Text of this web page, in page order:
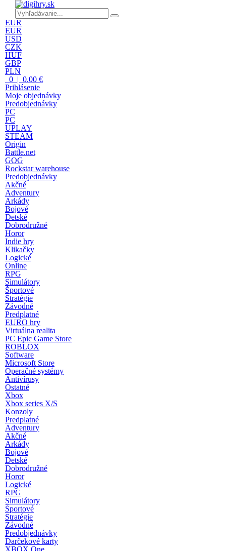
EUR
EUR
USD
CZK
HUF
GBP
PLN
0 | 0.00 €
Prihlásenie
Moje objednávky
Predobjednávky
PC
PC
UPLAY
STEAM
Origin
Battle.net
GOG
Rockstar warehouse
Predobjednávky
Akčné
Adventury
Arkády
Bojové
Detské
Dobrodružné
Horor
Indie hry
Klikačky
Logické
Online
RPG
Simulátory
Športové
Stratégie
Závodné
Predplatné
EURO hry
Virtuálna realita
PC Epic Game Store
ROBLOX
Software
Microsoft Store
Operačné systémy
Antivírusy
Ostatné
Xbox
Xbox series X/S
Konzoly
Predplatné
Adventury
Akčné
Arkády
Bojové
Detské
Dobrodružné
Horor
Logické
RPG
Simulátory
Športové
Stratégie
Závodné
Predobjednávky
Darčekové karty
XBOX One